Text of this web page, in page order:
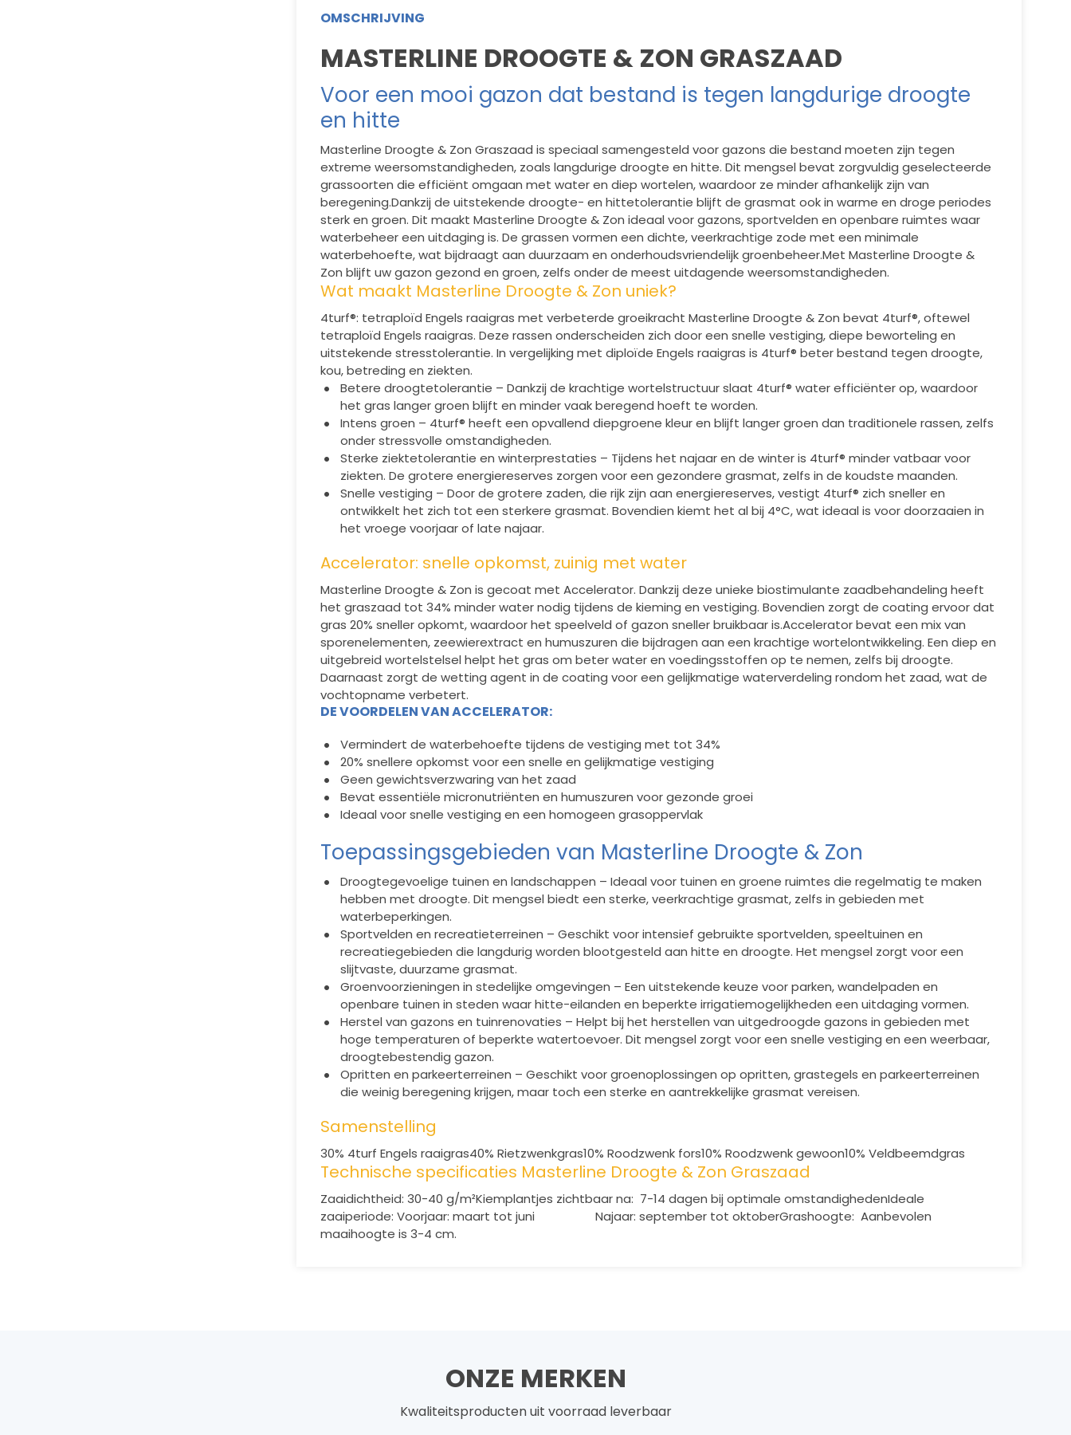
OMSCHRIJVING
MASTERLINE DROOGTE & ZON GRASZAAD
Voor een mooi gazon dat bestand is tegen langdurige droogte
en hitte
Masterline Droogte & Zon Graszaad is speciaal samengesteld voor gazons die bestand moeten zijn tegen
extreme weersomstandigheden, zoals langdurige droogte en hitte. Dit mengsel bevat zorgvuldig geselecteerde
grassoorten die efficiënt omgaan met water en diep wortelen, waardoor ze minder afhankelijk zijn van
beregening.Dankzij de uitstekende droogte- en hittetolerantie blijft de grasmat ook in warme en droge periodes
sterk en groen. Dit maakt Masterline Droogte & Zon ideaal voor gazons, sportvelden en openbare ruimtes waar
waterbeheer een uitdaging is. De grassen vormen een dichte, veerkrachtige zode met een minimale
waterbehoefte, wat bijdraagt aan duurzaam en onderhoudsvriendelijk groenbeheer.Met Masterline Droogte &
Zon blijft uw gazon gezond en groen, zelfs onder de meest uitdagende weersomstandigheden.
Wat maakt Masterline Droogte & Zon uniek?
4turf®: tetraploïd Engels raaigras met verbeterde groeikracht Masterline Droogte & Zon bevat 4turf®, oftewel
tetraploïd Engels raaigras. Deze rassen onderscheiden zich door een snelle vestiging, diepe beworteling en
uitstekende stresstolerantie. In vergelijking met diploïde Engels raaigras is 4turf® beter bestand tegen droogte,
kou, betreding en ziekten.
Betere droogtetolerantie – Dankzij de krachtige wortelstructuur slaat 4turf® water efficiënter op, waardoor
het gras langer groen blijft en minder vaak beregend hoeft te worden.
Intens groen – 4turf® heeft een opvallend diepgroene kleur en blijft langer groen dan traditionele rassen, zelfs
onder stressvolle omstandigheden.
Sterke ziektetolerantie en winterprestaties – Tijdens het najaar en de winter is 4turf® minder vatbaar voor
ziekten. De grotere energiereserves zorgen voor een gezondere grasmat, zelfs in de koudste maanden.
Snelle vestiging – Door de grotere zaden, die rijk zijn aan energiereserves, vestigt 4turf® zich sneller en
ontwikkelt het zich tot een sterkere grasmat. Bovendien kiemt het al bij 4°C, wat ideaal is voor doorzaaien in
het vroege voorjaar of late najaar.
Accelerator: snelle opkomst, zuinig met water
Masterline Droogte & Zon is gecoat met Accelerator. Dankzij deze unieke biostimulante zaadbehandeling heeft
het graszaad tot 34% minder water nodig tijdens de kieming en vestiging. Bovendien zorgt de coating ervoor dat
gras 20% sneller opkomt, waardoor het speelveld of gazon sneller bruikbaar is.Accelerator bevat een mix van
sporenelementen, zeewierextract en humuszuren die bijdragen aan een krachtige wortelontwikkeling. Een diep en
uitgebreid wortelstelsel helpt het gras om beter water en voedingsstoffen op te nemen, zelfs bij droogte.
Daarnaast zorgt de wetting agent in de coating voor een gelijkmatige waterverdeling rondom het zaad, wat de
vochtopname verbetert.
DE VOORDELEN VAN ACCELERATOR:
Vermindert de waterbehoefte tijdens de vestiging met tot 34%
20% snellere opkomst voor een snelle en gelijkmatige vestiging
Geen gewichtsverzwaring van het zaad
Bevat essentiële micronutriënten en humuszuren voor gezonde groei
Ideaal voor snelle vestiging en een homogeen grasoppervlak
Toepassingsgebieden van Masterline Droogte & Zon
Droogtegevoelige tuinen en landschappen – Ideaal voor tuinen en groene ruimtes die regelmatig te maken
hebben met droogte. Dit mengsel biedt een sterke, veerkrachtige grasmat, zelfs in gebieden met
waterbeperkingen.
Sportvelden en recreatieterreinen – Geschikt voor intensief gebruikte sportvelden, speeltuinen en
recreatiegebieden die langdurig worden blootgesteld aan hitte en droogte. Het mengsel zorgt voor een
slijtvaste, duurzame grasmat.
Groenvoorzieningen in stedelijke omgevingen – Een uitstekende keuze voor parken, wandelpaden en
openbare tuinen in steden waar hitte-eilanden en beperkte irrigatiemogelijkheden een uitdaging vormen.
Herstel van gazons en tuinrenovaties – Helpt bij het herstellen van uitgedroogde gazons in gebieden met
hoge temperaturen of beperkte watertoevoer. Dit mengsel zorgt voor een snelle vestiging en een weerbaar,
droogtebestendig gazon.
Opritten en parkeerterreinen – Geschikt voor groenoplossingen op opritten, grastegels en parkeerterreinen
die weinig beregening krijgen, maar toch een sterke en aantrekkelijke grasmat vereisen.
Samenstelling
30% 4turf Engels raaigras40% Rietzwenkgras10% Roodzwenk fors10% Roodzwenk gewoon10% Veldbeemdgras
Technische specificaties Masterline Droogte & Zon Graszaad
Zaaidichtheid: 30-40 g/m²Kiemplantjes zichtbaar na: 7-14 dagen bij optimale omstandighedenIdeale
zaaiperiode: Voorjaar: maart tot juni Najaar: september tot oktoberGrashoogte: Aanbevolen
maaihoogte is 3-4 cm.
ONZE MERKEN
Kwaliteitsproducten uit voorraad leverbaar